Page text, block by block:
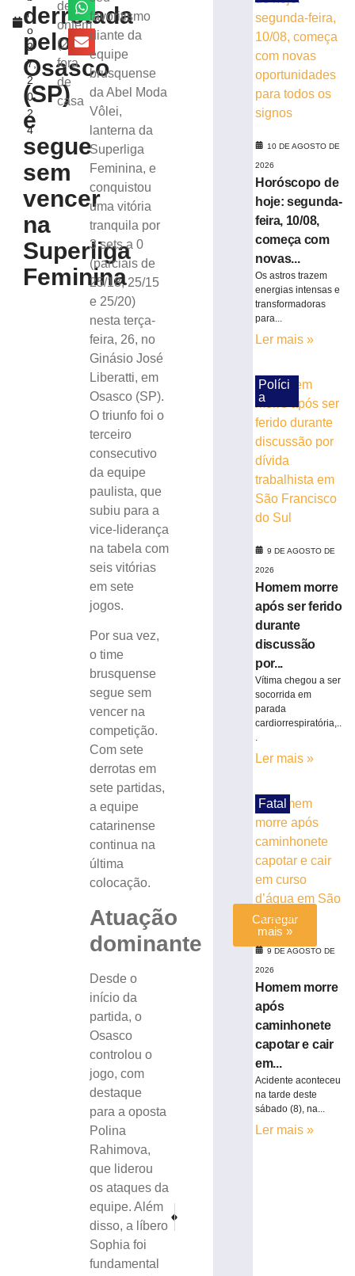
r
o
2
7,
2
0
2
4
derrotada
pelo
Osasco
(SP)
e
segue
sem
vencer
na
Superliga
Feminina
de
ontem
(26),
fora
de
casa
favoritismo
diante da
equipe
brusquense
da Abel Moda
Vôlei,
lanterna da
Superliga
Feminina, e
conquistou
uma vitória
tranquila por
3 sets a 0
(parciais de
25/18, 25/15
e 25/20)
nesta terça-
feira, 26, no
Ginásio José
Liberatti, em
Osasco (SP).
O triunfo foi o
terceiro
consecutivo
da equipe
paulista, que
subiu para a
vice-liderança
na tabela com
seis vitórias
em sete
jogos.
Por sua vez,
o time
brusquense
segue sem
vencer na
competição.
Com sete
derrotas em
sete partidas,
a equipe
catarinense
continua na
última
colocação.
Atuação
dominante
Desde o
início da
partida, o
Osasco
controlou o
jogo, com
destaque
para a oposta
Polina
Rahimova,
que liderou
os ataques da
equipe. Além
disso, a líbero
Sophia foi
fundamental
PRÓXIMO
Motociclista perde controle, atinge grade e fica
deixa
liderança
2026
mais
Abel
Moda
Vôlei
estreia
com
vitória
Catarinense
agosto
mais
Serra
Rio
Rastro
será
interditada
neste
sábado
para
corrida
noturna
agosto
mais
Carregar
mais »
10 DE AGOSTO DE
2026
Horóscopo de
hoje: segunda-
feira, 10/08,
começa com
novas...
Os astros trazem
energias intensas e
transformadoras
para...
Ler mais »
Políci
a
9 DE AGOSTO DE
2026
Homem morre
após ser ferido
durante
discussão
por...
Vítima chegou a ser
socorrida em
parada
cardiorrespiratória,..
.
Ler mais »
Fatal
9 DE AGOSTO DE
2026
Homem morre
após
caminhonete
capotar e cair
em...
Acidente aconteceu
na tarde deste
sábado (8), na...
Ler mais »